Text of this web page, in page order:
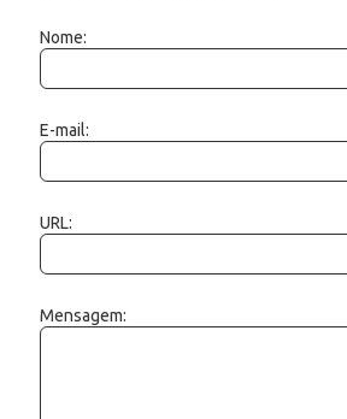
Nome:
E-mail:
URL:
Mensagem: